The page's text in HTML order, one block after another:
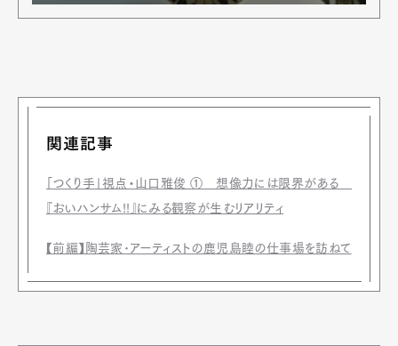
関連記事
「つくり手」視点・山口雅俊 ① 想像力には限界がある
『おいハンサム!!』にみる観察が生むリアリティ
【前編】陶芸家･アーティストの鹿児島睦の仕事場を訪ねて